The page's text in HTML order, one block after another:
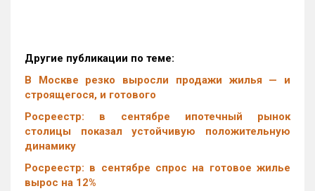
Другие публикации по теме:
В Москве резко выросли продажи жилья — и
строящегося, и готового
Росреестр: в сентябре ипотечный рынок
столицы показал устойчивую положительную
динамику
Росреестр: в сентябре спрос на готовое жилье
вырос на 12%